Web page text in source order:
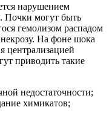
нарушением
Почки могут быть
гемолизом распадом
На фоне шока
централизацией
приводить такие
недостаточности;
химикатов;